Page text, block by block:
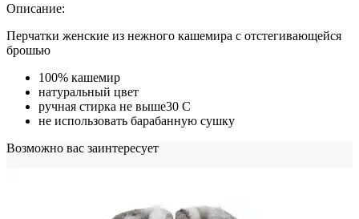
Описание:
Перчатки женские из нежного кашемира с отстегивающейся
брошью
100% кашемир
натуральный цвет
ручная стирка не выше30 С
не использовать барабанную сушку
Возможно вас заинтересует